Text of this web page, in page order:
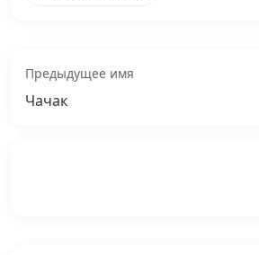
Предыдущее имя
Чачак